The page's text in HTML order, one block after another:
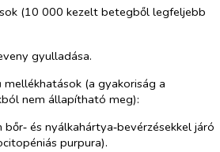
(10 000 kezelt betegből legfeljebb
gyulladása.
mellékhatások (a gyakoriság a
nem állapítható meg):
és nyálkahártya‑bevérzésekkel járó
purpura).